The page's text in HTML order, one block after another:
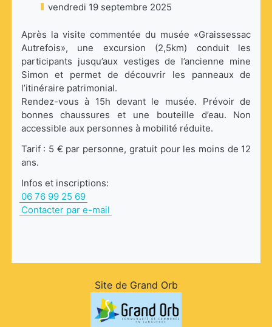
vendredi 19 septembre 2025
Après la visite commentée du musée «Graissessac
Autrefois», une excursion (2,5km) conduit les
participants jusqu’aux vestiges de l’ancienne mine
Simon et permet de découvrir les panneaux de
l’itinéraire patrimonial.
Rendez-vous à 15h devant le musée. Prévoir de
bonnes chaussures et une bouteille d’eau. Non
accessible aux personnes à mobilité réduite.
Tarif : 5 € par personne, gratuit pour les moins de 12
ans.
Infos et inscriptions:
06 76 99 25 69
Contacter par e-mail
Site de Grand Orb